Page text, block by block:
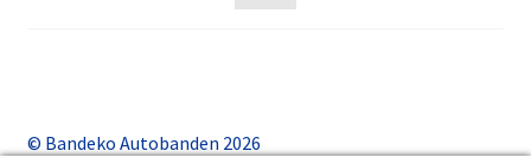
© Bandeko Autobanden 2026